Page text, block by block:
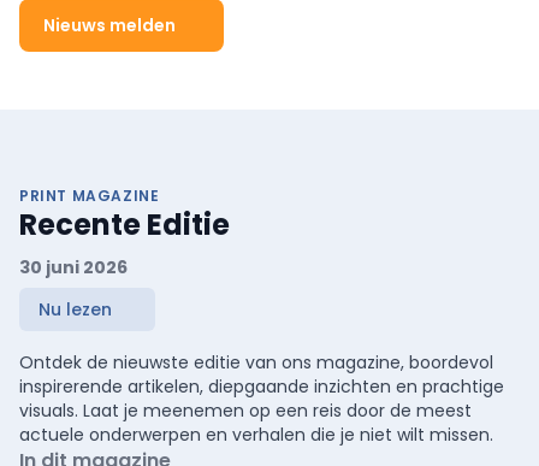
Nieuws melden
PRINT MAGAZINE
Recente Editie
30 juni 2026
Nu lezen
Ontdek de nieuwste editie van ons magazine, boordevol
inspirerende artikelen, diepgaande inzichten en prachtige
visuals. Laat je meenemen op een reis door de meest
actuele onderwerpen en verhalen die je niet wilt missen.
In dit magazine